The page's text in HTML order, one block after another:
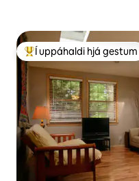
Í mestu uppáhaldi hjá
Í uppáhaldi hjá gestum